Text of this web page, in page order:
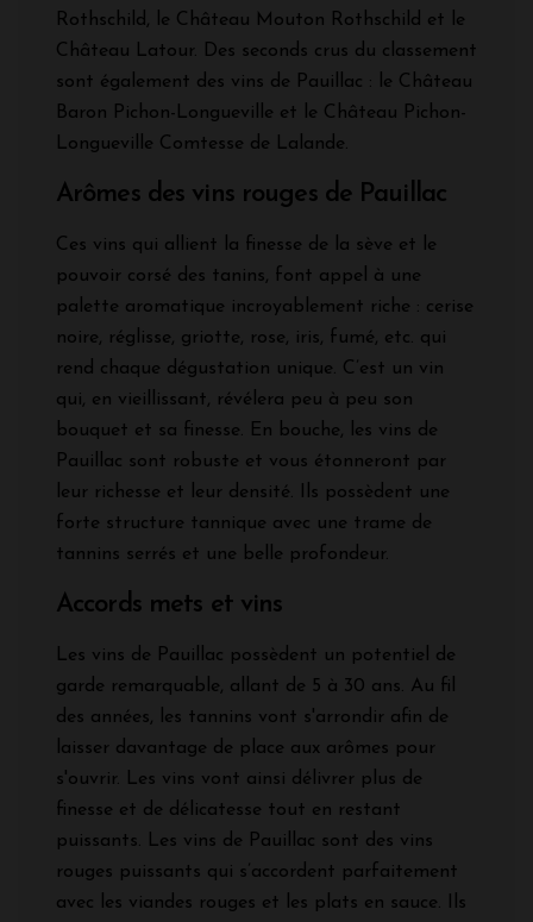
Rothschild, le Château Mouton Rothschild et le
Château Latour. Des seconds crus du classement
sont également des vins de Pauillac : le Château
Baron Pichon-Longueville et le Château Pichon-
Longueville Comtesse de Lalande.
Arômes des vins rouges de Pauillac
Ces vins qui allient la finesse de la sève et le
pouvoir corsé des tanins, font appel à une
palette aromatique incroyablement riche : cerise
noire, réglisse, griotte, rose, iris, fumé, etc. qui
rend chaque dégustation unique. C’est un vin
qui, en vieillissant, révélera peu à peu son
bouquet et sa finesse. En bouche, les vins de
Pauillac sont robuste et vous étonneront par
leur richesse et leur densité. Ils possèdent une
forte structure tannique avec une trame de
tannins serrés et une belle profondeur.
Accords mets et vins
Les vins de Pauillac possèdent un potentiel de
garde remarquable, allant de 5 à 30 ans. Au fil
des années, les tannins vont s'arrondir afin de
laisser davantage de place aux arômes pour
s'ouvrir. Les vins vont ainsi délivrer plus de
finesse et de délicatesse tout en restant
puissants. Les vins de Pauillac sont des vins
rouges puissants qui s’accordent parfaitement
avec les viandes rouges et les plats en sauce. Ils